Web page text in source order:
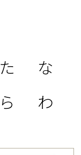
た
な
ら わ